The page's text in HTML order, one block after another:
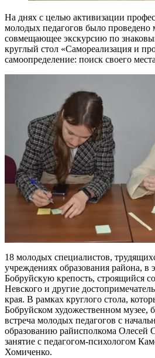
На днях с целью активизации
молодых педагогов было проведено
совмещающее экскурсию по
круглый стол «Самореализация и
самоопределение: поиск своего
18 молодых специалистов,
учреждениях образования района, в
Бобруйскую крепость, строящийся
Невского и другие
края. В рамках круглого стола,
Бобруйском художественном музее,
встреча молодых педагогов с
образованию райисполкома Олесей
занятие с педагогом-психологом
Хомиченко.